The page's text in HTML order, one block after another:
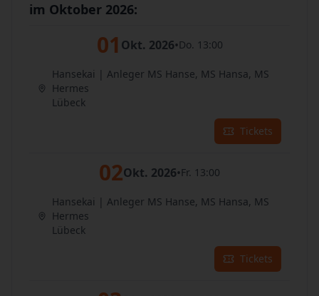
im Oktober 2026:
01 Okt. 2026•Do. 13:00
Hansekai | Anleger MS Hanse, MS Hansa, MS
Hermes
Lübeck
Tickets
02Okt. 2026•Fr. 13:00
Hansekai | Anleger MS Hanse, MS Hansa, MS
Hermes
Lübeck
Tickets